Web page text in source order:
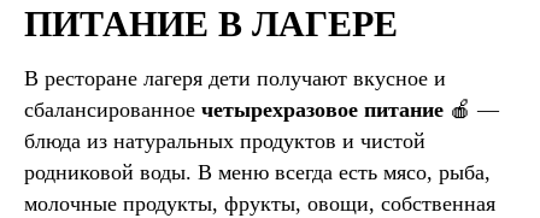
ПИТАНИЕ В ЛАГЕРЕ
В ресторане лагеря дети получают вкусное и
сбалансированное четырехразовое питание 🍎 —
блюда из натуральных продуктов и чистой
родниковой воды. В меню всегда есть мясо, рыба,
молочные продукты, фрукты, овощи, собственная